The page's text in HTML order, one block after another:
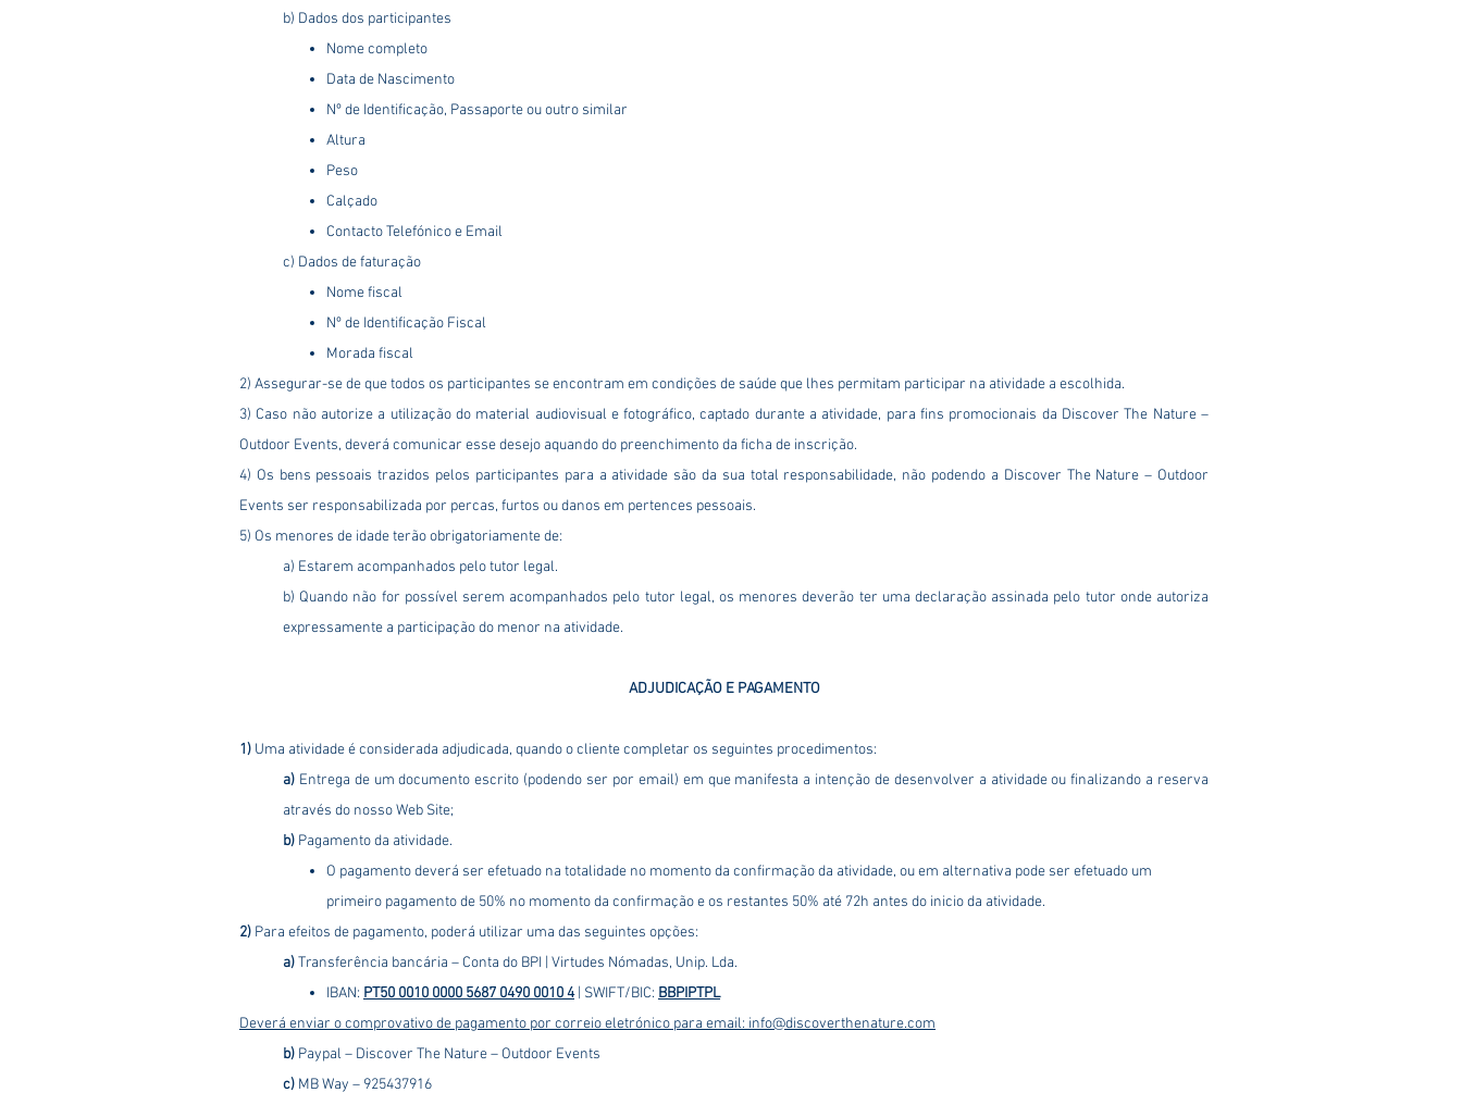
​b) Dados dos participantes
Nome completo
Data de Nascimento
Nº de Identificação, Passaporte ou outro similar
Altura
Peso
Calçado
Contacto Telefónico e Email
c) Dados de faturação
Nome fiscal
Nº de Identificação Fiscal
Morada fiscal
2) Assegurar-se de que todos os participantes se encontram em condições de saúde que lhes permitam participar na atividade a escolhida.
3) Caso não autorize a utilização do material audiovisual e fotográfico, captado durante a atividade, para fins promocionais da Discover The Nature –
Outdoor Events, deverá comunicar esse desejo aquando do preenchimento da ficha de inscrição.
4) Os bens pessoais trazidos pelos participantes para a atividade são da sua total responsabilidade, não podendo a Discover The Nature – Outdoor
Events ser responsabilizada por percas, furtos ou danos em pertences pessoais.
5) Os menores de idade terão obrigatoriamente de:
a) Estarem acompanhados pelo tutor legal.
b) Quando não for possível serem acompanhados pelo tutor legal, os menores deverão ter uma declaração assinada pelo tutor onde autoriza
expressamente a participação do menor na atividade.
ADJUDICAÇÃO E PAGAMENTO
1) Uma atividade é considerada adjudicada, quando o cliente completar os seguintes procedimentos:
​a) Entrega de um documento escrito (podendo ser por email) em que manifesta a intenção de desenvolver a atividade ou finalizando a reserva
através do nosso Web Site;
b) Pagamento da atividade.
O pagamento deverá ser efetuado na totalidade no momento da confirmação da atividade, ou em alternativa pode ser efetuado um
primeiro pagamento de 50% no momento da confirmação e os restantes 50% até 72h antes do inicio da atividade.
​2) Para efeitos de pagamento, poderá utilizar uma das seguintes opções:
a)Transferência bancária – Conta do BPI | Virtudes Nómadas, Unip. Lda.
IBAN: PT50 0010 0000 5687 0490 0010 4| SWIFT/BIC: BBPIPTPL
Deverá enviar o comprovativo de pagamento por correio eletrónico para email: info@discoverthenature.com
b) Paypal – Discover The Nature – Outdoor Events
c) MB Way – 925437916